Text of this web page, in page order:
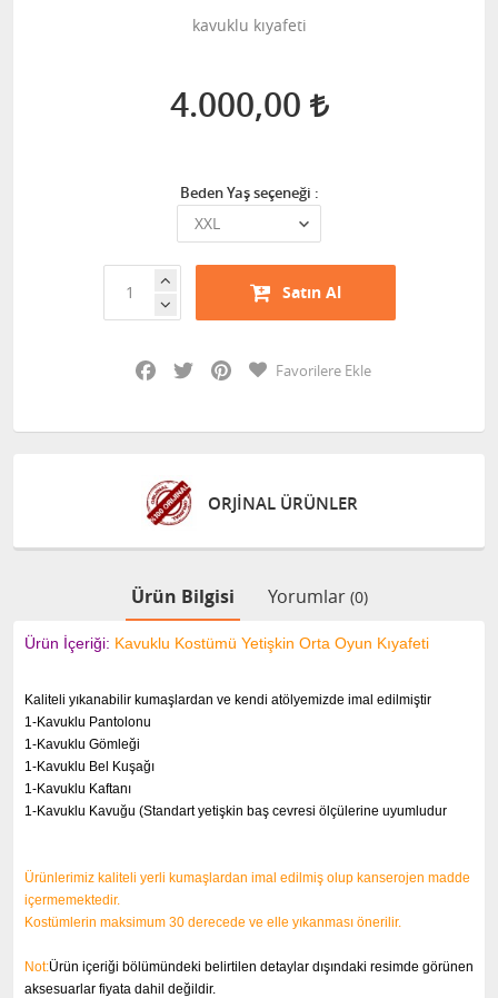
kavuklu kıyafeti
4.000,00
Beden Yaş seçeneği :
Satın Al
Facebook
Twitter PinterestFavorilere Ekle
ORJİNAL ÜRÜNLER
Ürün Bilgisi Yorumlar (0)
Ürün İçeriği: Kavuklu Kostümü Yetişkin Orta Oyun Kıyafeti
Kaliteli yıkanabilir kumaşlardan ve kendi atölyemizde imal edilmiştir
1-Kavuklu Pantolonu
1-Kavuklu Gömleği
1-Kavuklu Bel Kuşağı
1-Kavuklu Kaftanı
1-Kavuklu Kavuğu (Standart yetişkin baş cevresi ölçülerine uyumludur
Ürünlerimiz kaliteli yerli kumaşlardan imal edilmiş olup kanserojen madde
içermemektedir.
Kostümlerin maksimum 30 derecede ve elle yıkanması önerilir.
Not:Ürün içeriği bölümündeki belirtilen detaylar dışındaki resimde görünen
aksesuarlar fiyata dahil değildir.